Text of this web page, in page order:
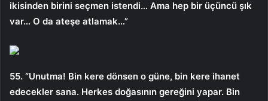
ikisinden birini seçmen istendi… Ama hep bir üçüncü şık
var… O da ateşe atlamak…”
55. “Unutma! Bin kere dönsen o güne, bin kere ihanet
edecekler sana. Herkes doğasının gereğini yapar. Bin